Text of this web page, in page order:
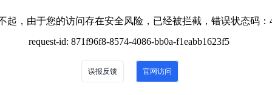
起，由于您的访问存在安全风险，已经被拦截，错误状态码：
request-id: 871f96f8-8574-4086-bb0a-f1eabb1623f5
误报反馈 官网访问